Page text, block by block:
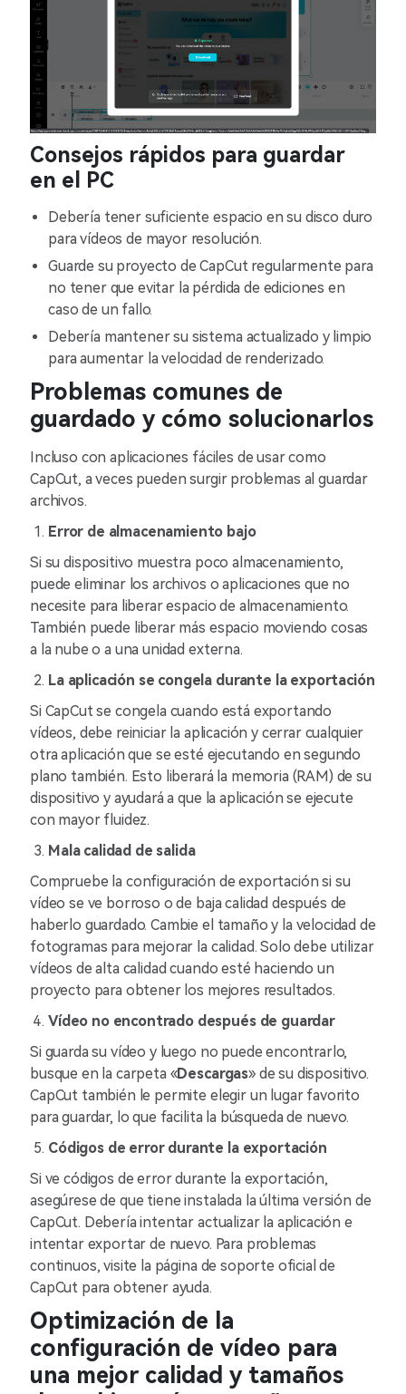
Consejos rápidos para guardar
en el PC
Debería tener suficiente espacio en su disco duro
para vídeos de mayor resolución.
Guarde su proyecto de CapCut regularmente para
no tener que evitar la pérdida de ediciones en
caso de un fallo.
Debería mantener su sistema actualizado y limpio
para aumentar la velocidad de renderizado.
Problemas comunes de
guardado y cómo solucionarlos
Incluso con aplicaciones fáciles de usar como
CapCut, a veces pueden surgir problemas al guardar
archivos.
Error de almacenamiento bajo
Si su dispositivo muestra poco almacenamiento,
puede eliminar los archivos o aplicaciones que no
necesite para liberar espacio de almacenamiento.
También puede liberar más espacio moviendo cosas
a la nube o a una unidad externa.
La aplicación se congela durante la exportación
Si CapCut se congela cuando está exportando
vídeos, debe reiniciar la aplicación y cerrar cualquier
otra aplicación que se esté ejecutando en segundo
plano también. Esto liberará la memoria (RAM) de su
dispositivo y ayudará a que la aplicación se ejecute
con mayor fluidez.
Mala calidad de salida
Compruebe la configuración de exportación si su
vídeo se ve borroso o de baja calidad después de
haberlo guardado. Cambie el tamaño y la velocidad de
fotogramas para mejorar la calidad. Solo debe utilizar
vídeos de alta calidad cuando esté haciendo un
proyecto para obtener los mejores resultados.
Vídeo no encontrado después de guardar
Si guarda su vídeo y luego no puede encontrarlo,
busque en la carpeta «Descargas» de su dispositivo.
CapCut también le permite elegir un lugar favorito
para guardar, lo que facilita la búsqueda de nuevo.
Códigos de error durante la exportación
Si ve códigos de error durante la exportación,
asegúrese de que tiene instalada la última versión de
CapCut. Debería intentar actualizar la aplicación e
intentar exportar de nuevo. Para problemas
continuos, visite la página de soporte oficial de
CapCut para obtener ayuda.
Optimización de la
configuración de vídeo para
una mejor calidad y tamaños